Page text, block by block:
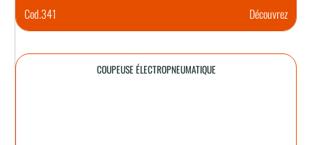
Cod.341 Découvrez
COUPEUSE ÉLECTROPNEUMATIQUE